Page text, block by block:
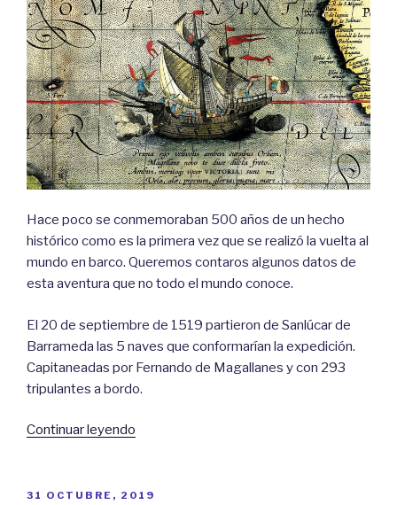
Mahón»
Hace poco se conmemoraban 500 años de un hecho
histórico como es la primera vez que se realizó la vuelta al
mundo en barco. Queremos contaros algunos datos de
esta aventura que no todo el mundo conoce.
El 20 de septiembre de 1519 partieron de Sanlúcar de
Barrameda las 5 naves que conformarían la expedición.
Capitaneadas por Fernando de Magallanes y con 293
tripulantes a bordo.
Continuar leyendo
mundo
PUBLICADO
31 OCTUBRE, 2019